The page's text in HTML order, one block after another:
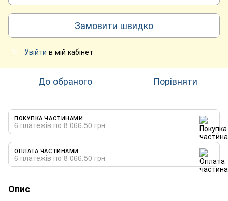
Замовити швидко
% Увійти в мій кабінет
До обраного Порівняти
ПОКУПКА ЧАСТИНАМИ
6 платежів по 8 066.50 грн
ОПЛАТА ЧАСТИНАМИ
6 платежів по 8 066.50 грн
Опис